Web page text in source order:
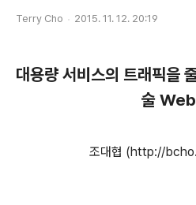
Terry Cho 2015. 11. 12. 20:19
대용량 서비스의 트래픽을
술
조대협 (http://